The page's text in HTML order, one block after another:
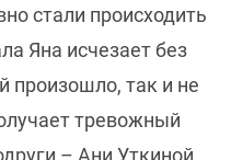
стали происходить
Яна исчезает без
произошло, так и не
тревожный
– Ани Уткиной…